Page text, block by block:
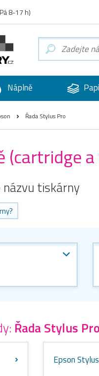
8-17 h)
Náplně
Řada Stylus Pro
(cartridge
názvu tiskárny
Řada Stylus Pro
Epson